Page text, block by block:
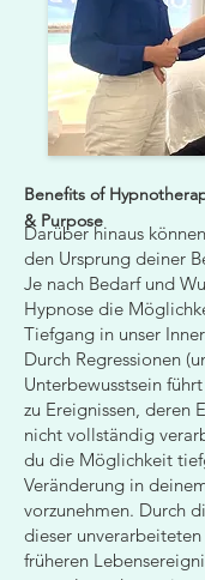
Darüber hinaus
den Ursprung deiner
Je nach Bedarf und
Hypnose die
Tiefgang in unser
Durch Regressionen
Unterbewusstsein
zu Ereignissen, deren
nicht vollständig
du die Möglichkeit
Veränderung in
vorzunehmen. Durch
dieser
früheren
Benefits of
& Purpose